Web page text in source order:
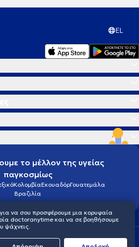
EL
το μέλλον της υγείας
παγκοσμίως
ΚολομβίαΕκουαδόρΓουατεμάλα
Βραζιλία
προστασίας προσωπικού απορρήτου
να σου προσφέρουμε μια κορυφαία
doctoranytime και να σε βοηθήσουμε
ψάχνεις.